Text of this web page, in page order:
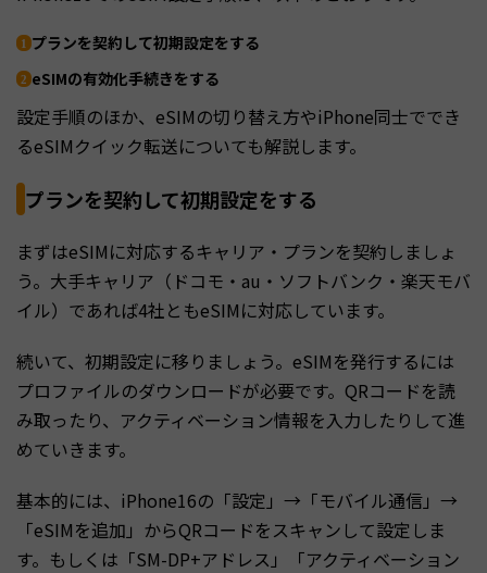
プランを契約して初期設定をする
eSIMの有効化手続きをする
設定手順のほか、eSIMの切り替え方やiPhone同士ででき
るeSIMクイック転送についても解説します。
プランを契約して初期設定をする
まずはeSIMに対応するキャリア・プランを契約しましょ
う。大手キャリア（ドコモ・au・ソフトバンク・楽天モバ
イル）であれば4社ともeSIMに対応しています。
続いて、初期設定に移りましょう。eSIMを発行するには
プロファイルのダウンロードが必要です。QRコードを読
み取ったり、アクティベーション情報を入力したりして進
めていきます。
基本的には、iPhone16の「設定」→「モバイル通信」→
「eSIMを追加」からQRコードをスキャンして設定しま
す。もしくは「SM-DP+アドレス」「アクティベーション